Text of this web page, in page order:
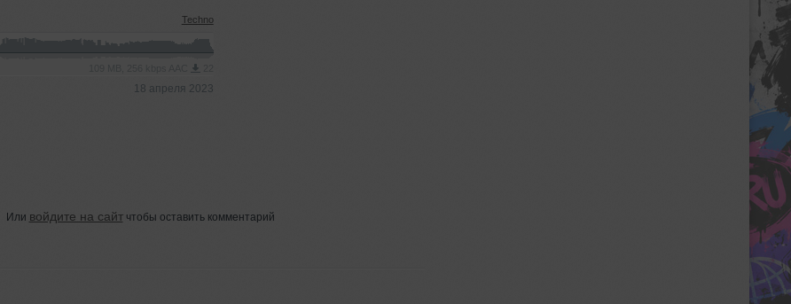
Techno
18 апреля 2023
Или войдите на сайтчтобы оставить комментарий